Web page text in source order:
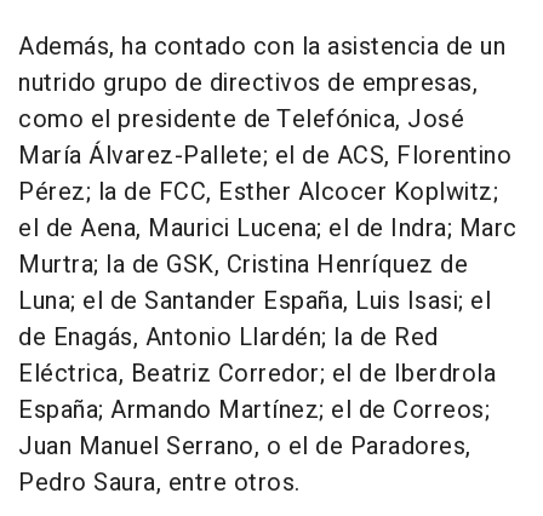
Además, ha contado con la asistencia de un
nutrido grupo de directivos de empresas,
como el presidente de Telefónica, José
María Álvarez-Pallete; el de ACS, Florentino
Pérez; la de FCC, Esther Alcocer Koplwitz;
el de Aena, Maurici Lucena; el de Indra; Marc
Murtra; la de GSK, Cristina Henríquez de
Luna; el de Santander España, Luis Isasi; el
de Enagás, Antonio Llardén; la de Red
Eléctrica, Beatriz Corredor; el de Iberdrola
España; Armando Martínez; el de Correos;
Juan Manuel Serrano, o el de Paradores,
Pedro Saura, entre otros.